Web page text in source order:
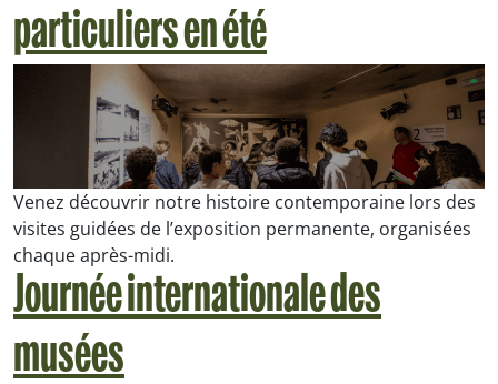
particuliers en été
Venez découvrir notre histoire contemporaine lors des
visites guidées de l’exposition permanente, organisées
chaque après-midi.
Journée internationale des
musées